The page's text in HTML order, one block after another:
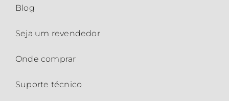
Blog
Seja um revendedor
Onde comprar
Suporte técnico